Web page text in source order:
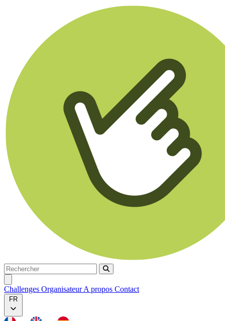
Rechercher
Rechercher
Challenges OrganisateurA propos Contact
FR